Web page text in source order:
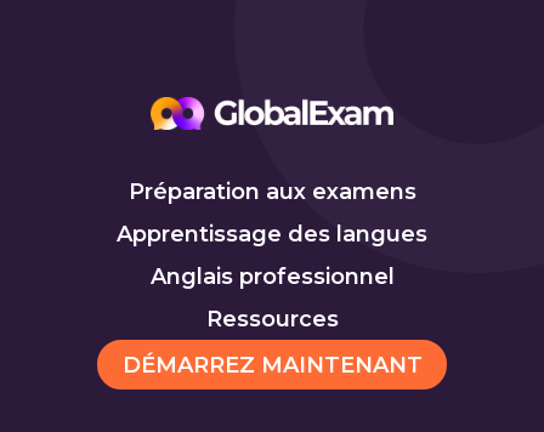
Préparation aux examens
Apprentissage des langues
Anglais professionnel
Ressources
DÉMARREZ MAINTENANT